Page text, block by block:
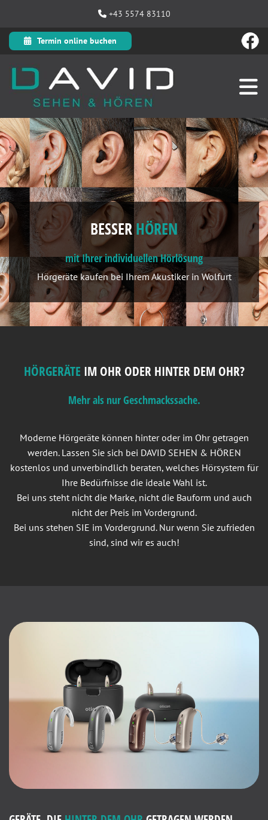
 +43 5574 83110
Termin online buchen
BESSERHÖREN
mit Ihrer individuellen Hörlösung
Hörgeräte kaufen bei Ihrem Akustiker in Wolfurt
HÖRGERÄTE IM OHR ODER HINTER DEM OHR?
Mehr als nur Geschmackssache.
Moderne Hörgeräte können hinter oder im Ohr getragen
werden. Lassen Sie sich bei DAVID SEHEN & HÖREN
kostenlos und unverbindlich beraten, welches Hörsystem für
Ihre Bedürfnisse die ideale Wahl ist.
Bei uns steht nicht die Marke, nicht die Bauform und auch
nicht der Preis im Vordergrund.
Bei uns stehen SIE im Vordergrund. Nur wenn Sie zufrieden
sind, sind wir es auch!